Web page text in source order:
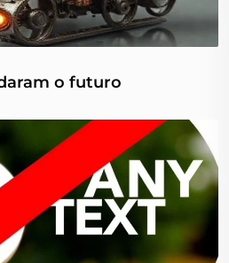
o futuro